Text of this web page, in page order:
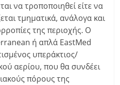
να τροποποιηθεί είτε να
τμηματικά, ανάλογα και
της περιοχής. Ο
ή απλά EastMed
υπεράκτιος/
αερίου, που θα συνδέει
πόρους της